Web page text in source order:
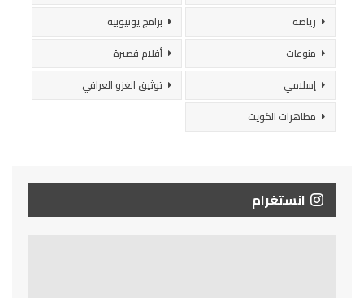
رياضة
برامج يوتيوبية
منوعات
أفلام قصيرة
إسلامي
توثيق الغزو العراقي
مظاهرات الكويت
انستغرام